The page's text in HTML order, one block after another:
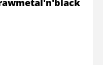
rawmetal'n'black